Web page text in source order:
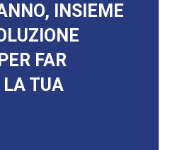
INSIEME
FAR
LA TUA